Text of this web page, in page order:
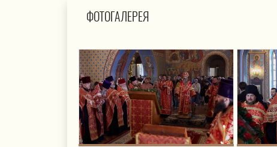
ФОТОГАЛЕРЕЯ